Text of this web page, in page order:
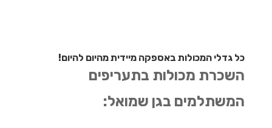
כל גדלי המכולות באספקה מיידית מהיום להיום!
השכרת מכולות בתעריפים
המשתלמים בגן שמואל: